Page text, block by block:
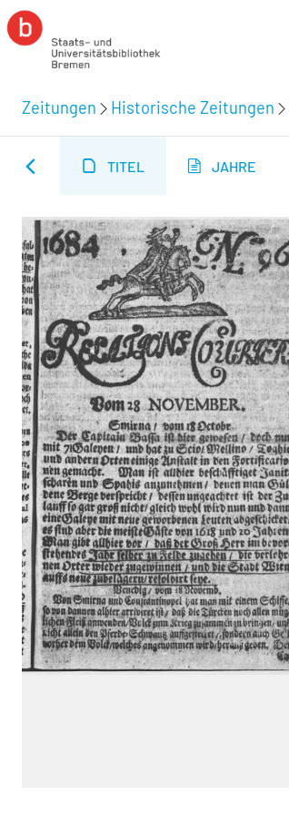
Zeitungen Historische Zeitungen
TITEL JAHRE